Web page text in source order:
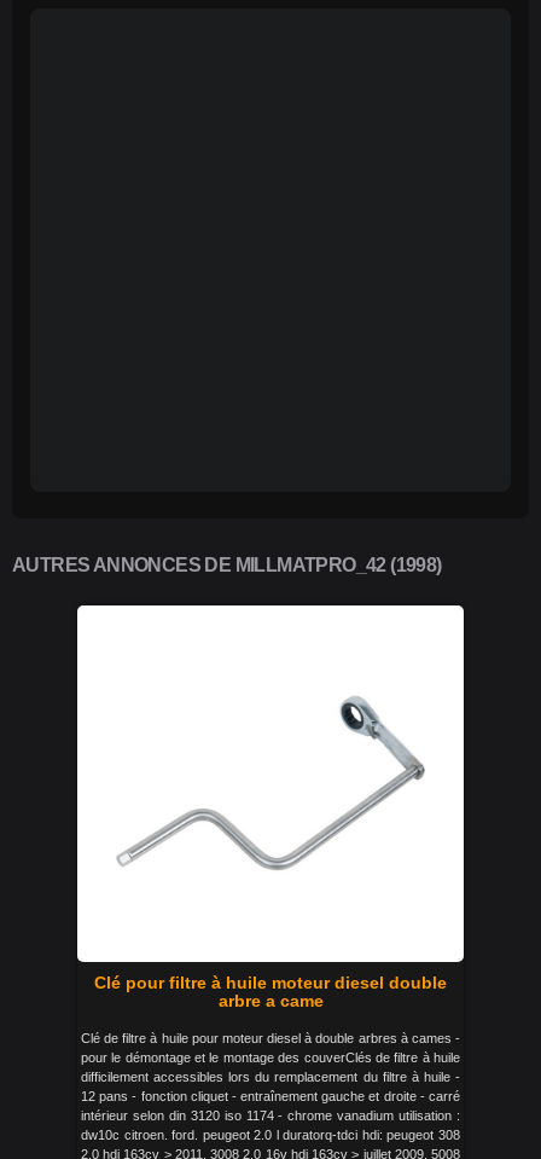
AUTRES ANNONCES DE MILLMATPRO_42 (1998)
Clé pour filtre à huile moteur diesel double
arbre a came
Clé de filtre à huile pour moteur diesel à double arbres à cames -
pour le démontage et le montage des couverClés de filtre à huile
difficilement accessibles lors du remplacement du filtre à huile -
12 pans - fonction cliquet - entraînement gauche et droite - carré
intérieur selon din 3120 iso 1174 - chrome vanadium utilisation :
dw10c citroen. ford. peugeot 2.0 l duratorq-tdci hdi: peugeot 308
2.0 hdi 163cv > 2011. 3008 2.0 16v hdi 163cv > juillet 2009. 5008